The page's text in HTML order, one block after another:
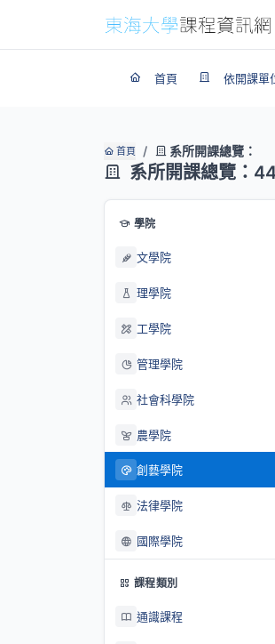
首頁 依開課單
首頁 系所開課總覽：
系所開課總覽：
學院
文學院
理學院
工學院
管理學院
社會科學院
農學院
創藝學院
法律學院
國際學院
課程類別
通識課程